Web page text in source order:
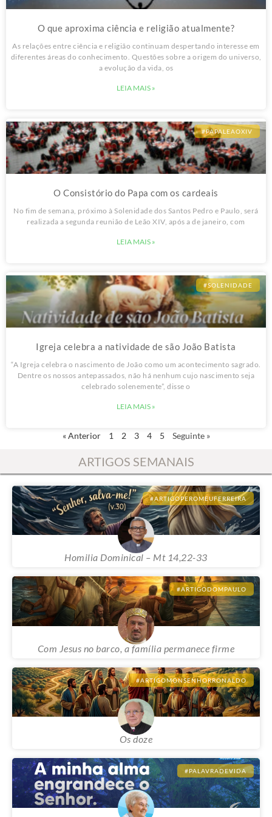
O que aproxima ciência e religião atualmente?
As relações entre ciência e religião continuam despertando interesse em
diferentes áreas do conhecimento. Questões sobre a origem do universo,
a evolução da vida, os
LEIA MAIS »
#PAPALEAOXIV
O Consistório do Papa com os cardeais
No fim de semana, próximo à Solenidade dos Santos Pedro e Paulo, será
realizada a segunda reunião de Leão XIV, após a de janeiro, com
LEIA MAIS »
#SOLENIDADE
Igreja celebra a natividade de são João Batista
“A Igreja celebra o nascimento de João como um acontecimento sagrado.
Dentre os nossos antepassados, não há nenhum cujo nascimento seja
celebrado solenemente”, disse o
LEIA MAIS »
« Anterior 1 2 3 4 5 Seguinte »
ARTIGOS SEMANAIS
#ARTIGOPEROMEUFERREIRA
Homilia Dominical – Mt 14,22-33
#ARTIGODOMPAULO
Com Jesus no barco, a família permanece firme
#ARTIGOMONSENHORRONALDO
Os doze
#PALAVRADEVIDA